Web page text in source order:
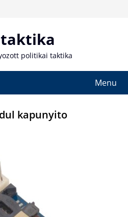
politikai taktika
Menu
kapunyito